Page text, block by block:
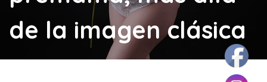
de la imagen clásica